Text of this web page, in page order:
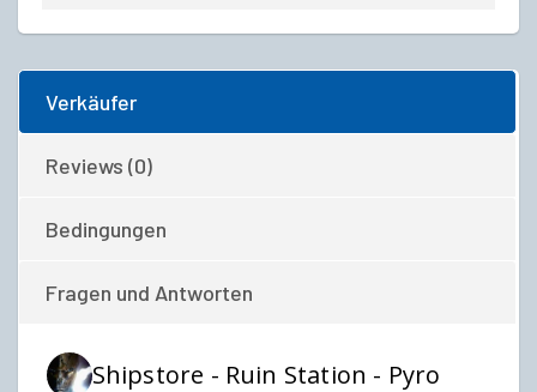
Verkäufer
Reviews (0)
Bedingungen
Fragen und Antworten
Shipstore - Ruin Station - Pyro